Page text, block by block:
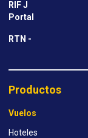
RIF J
Portal
RTN -
Productos
Vuelos
Hoteles